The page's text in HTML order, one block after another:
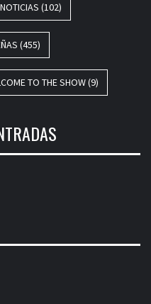
NOTICIAS (102)
(455)
TO THE SHOW(9)